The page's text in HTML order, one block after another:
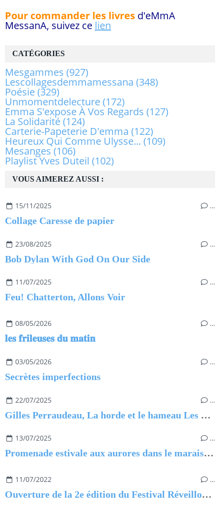
VOUS AIMEREZ AUSSI :
15/11/2025 …
Collage Caresse de papier
23/08/2025 …
Bob Dylan With God On Our Side
11/07/2025 …
Feu! Chatterton, Allons Voir
08/05/2026 …
𝐥𝐞𝐬 𝐟𝐫𝐢𝐥𝐞𝐮𝐬𝐞𝐬 𝐝𝐮 𝐦𝐚𝐭𝐢𝐧
03/05/2026 …
Secrètes imperfections
22/07/2025 …
Gilles Perraudeau, La horde et le hameau Les violences au village
13/07/2025 …
Promenade estivale aux aurores dans le marais de Saint-Urbain
11/07/2022 …
Ouverture de la 2e édition du Festival Réveillons-Nous en Pays de Saint-Jean-de-Monts
CATÉGORIES
Mesgammes (927)
Lescollagesdemmamessana (348)
Poésie(329)
Unmomentdelecture(172)
Emma S'expose À Vos Regards (127)
La Solidarité(124)
Carterie-Papeterie D'emma (122)
Heureux Qui Comme Ulysse... (109)
Mesanges (106)
Playlist Yves Duteil (102)
Pour commander les livres d'eMmA
MessanA, suivez ce lien